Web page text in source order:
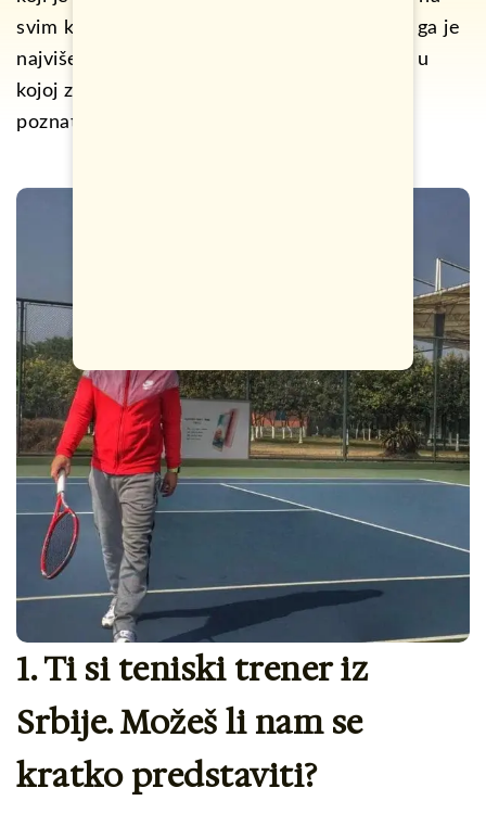
svim krajevima svijeta. Saznajte koje mjesto ga je
najviše dojmilo, gdje bi najviše volio da radi, u
kojoj zemlji je najbolje zarađivao i koju je to
poznatu teniserku ugostio.
1. Ti si teniski trener iz
Srbije. Možeš li nam se
kratko predstaviti?